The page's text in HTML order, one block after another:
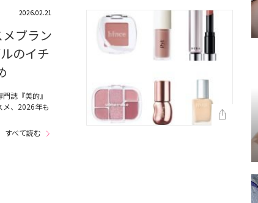
2026.02.21
メブラン
のイチ
誌『美的』
メ、2026年も
すべて読む